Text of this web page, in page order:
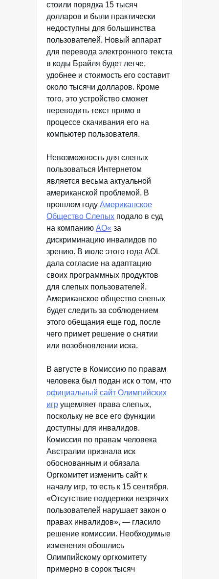
стоили порядка 15 тысяч
долларов и были практически
недоступны для большинства
пользователей. Новый аппарат
для перевода электронного текста
в коды Брайля будет легче,
удобнее и стоимость его составит
около тысячи долларов. Кроме
того, это устройство сможет
переводить текст прямо в
процессе скачивания его на
компьютер пользователя.
Невозможность для слепых
пользоваться Интернетом
является весьма актуальной
американской проблемой. В
прошлом году Американское
Общество Слепых подало в суд
на компанию AO« за
дискриминацию инвалидов по
зрению. В июле этого года AOL
дала согласие на адаптацию
своих программных продуктов
для слепых пользователей.
Американское общество слепых
будет следить за соблюдением
этого обещания еще год, после
чего примет решение о снятии
или возобновлении иска.
В августе в Комиссию по правам
человека был подан иск о том, что
официальный сайт Олимпийских
игр ущемляет права слепых,
поскольку не все его функции
доступны для инвалидов.
Комиссия по правам человека
Австралии признала иск
обоснованным и обязала
Оргкомитет изменить сайт к
началу игр, то есть к 15 сентября.
«Отсутствие поддержки незрячих
пользователей нарушает закон о
правах инвалидов», — гласило
решение комиссии. Необходимые
изменения обошлись
Олимпийскому оргкомитету
примерно в сорок тысяч